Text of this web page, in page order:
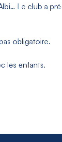
Le club a
obligatoire.
les enfants.